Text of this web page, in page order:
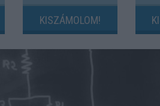
KISZÁMOLOM!